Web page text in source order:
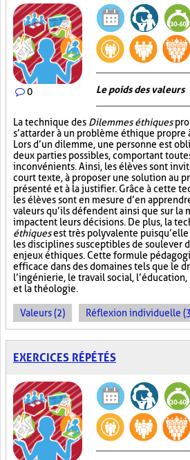
0 Le poids des valeurs
La technique des Dilemmes éthiques
s’attarder à un problème éthique propre
Lors d’un dilemme, une personne est
deux parties possibles, comportant
inconvénients. Ainsi, les élèves sont
court texte, à proposer une solution au
présenté et à la justifier. Grâce à cette
les élèves sont en mesure d’en
valeurs qu’ils défendent ainsi que sur la
impactent leurs décisions. De plus, la
éthiquesest très polyvalente
les disciplines susceptibles de soulever
enjeux éthiques. Cette formule
efficace dans des domaines tels que le
l’ingénierie, le travail social,
et la théologie.
Valeurs (2) Réflexion individuelle
EXERCICES RÉPÉTÉS